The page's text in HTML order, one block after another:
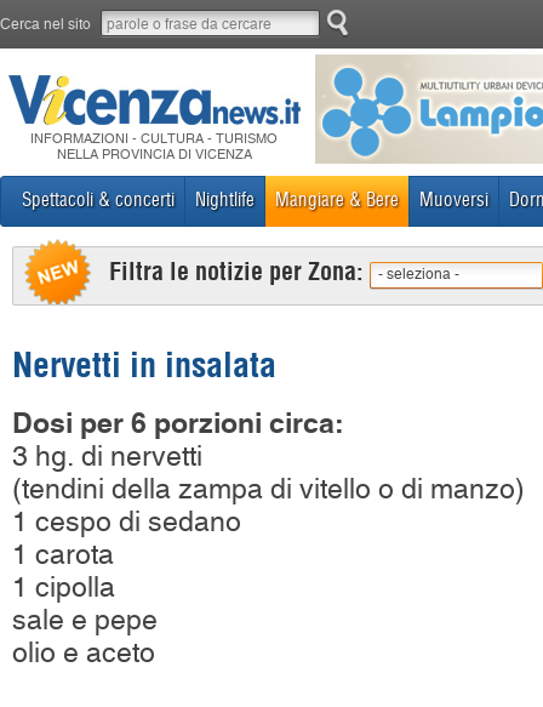
Cerca nel sito
INFORMAZIONI - CULTURA - TURISMO
NELLA PROVINCIA DI VICENZA
Spettacoli & concerti Nightlife Mangiare & Bere Muoversi
Filtra le notizie per Zona: - seleziona -
Nervetti in insalata
Dosi per 6 porzioni circa:
3 hg. di nervetti
(tendini della zampa di vitello o di manzo)
1 cespo di sedano
1 carota
1 cipolla
sale e pepe
olio e aceto